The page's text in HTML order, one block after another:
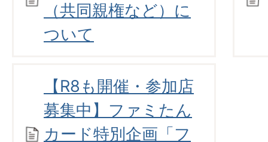
（共同親権など）に
ついて
【R8も開催・参加店
募集中】ファミたん
カード特別企画「フ